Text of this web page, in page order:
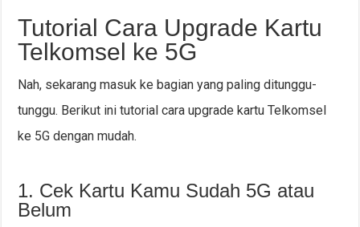
Tutorial Cara Upgrade Kartu
Telkomsel ke 5G
Nah, sekarang masuk ke bagian yang paling ditunggu-
tunggu. Berikut ini tutorial cara upgrade kartu Telkomsel
ke 5G dengan mudah.
1. Cek Kartu Kamu Sudah 5G atau
Belum